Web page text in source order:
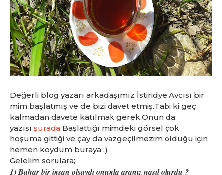
Değerli blog yazarı arkadaşımız İstiridye Avcısı bir
mim başlatmış ve de bizi davet etmiş.Tabi ki geç
kalmadan davete katılmak gerek.Onun da
yazısı şurada Başlattığı mimdeki görsel çok
hoşuma gittiği ve çay da vazgeçilmezim olduğu için
hemen koydum buraya :)
Gelelim sorulara;
1) Bahar bir insan olsaydı onunla aranız nasıl olurdu ?